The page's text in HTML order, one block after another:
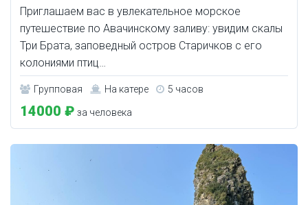
Приглашаем вас в увлекательное морское
путешествие по Авачинскому заливу: увидим скалы
Три Брата, заповедный остров Старичков с его
колониями птиц…
Групповая На катере 5 часов
14000 ₽ за человека